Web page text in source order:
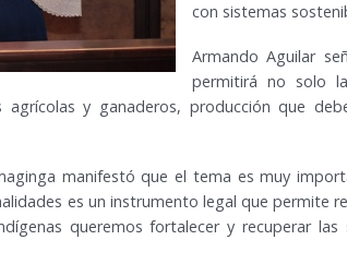
con sistemas
Armando Aguilar
permitirá no solo
y ganaderos, producción que
manifestó que el tema es muy
es un instrumento legal que permite
queremos fortalecer y recuperar